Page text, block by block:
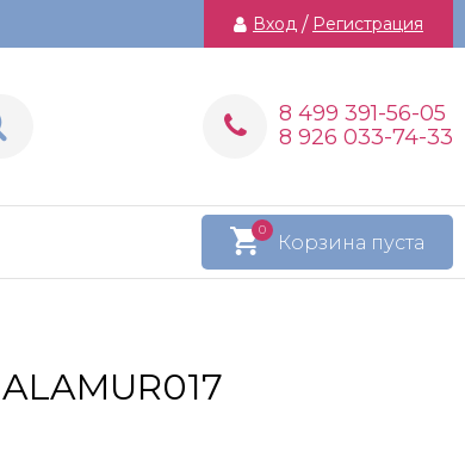
Вход / Регистрация
8 499 391-56-05
8 926 033-74-33
Корзина пуста
0